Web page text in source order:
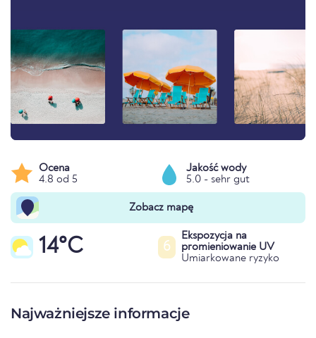
Ocena
4.8 od 5
Jakość wody
5.0 - sehr gut
Zobacz mapę
14°C 6
Ekspozycja na
promieniowanie UV
Umiarkowane ryzyko
Najważniejsze informacje